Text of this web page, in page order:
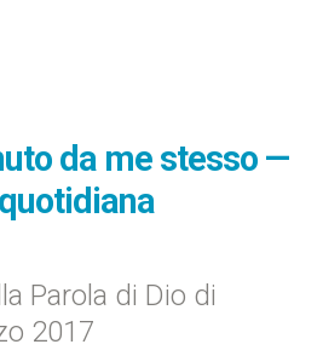
da me stesso —
Parola di Dio di
2017